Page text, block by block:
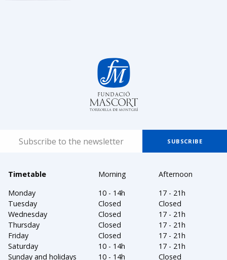
Timetable Morning
Afternoon
Monday
10 - 14h
17 - 21h
Tuesday
Closed
Closed
Wednesday
Closed
17 - 21h
Thursday
Closed
17 - 21h
Friday
Closed
17 - 21h
Saturday
10 - 14h
17 - 21h
Sunday and holidays
10 - 14h Closed